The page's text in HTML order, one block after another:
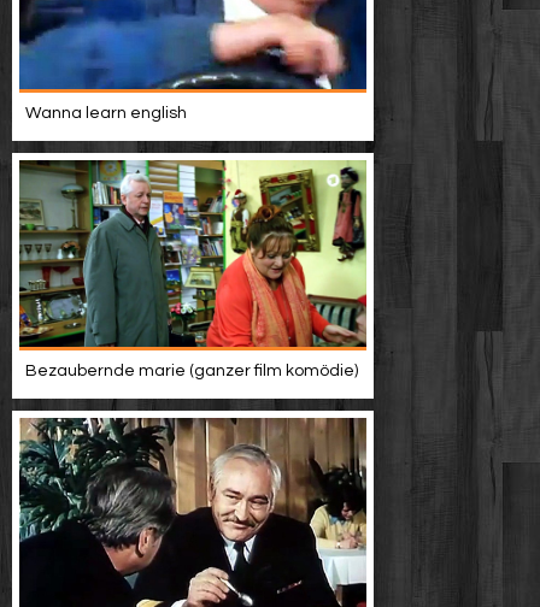
Wanna learn english
Bezaubernde marie (ganzer film komödie)